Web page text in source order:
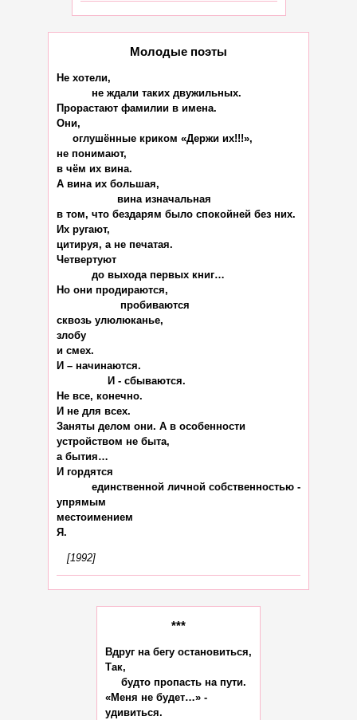
Молодые поэты
Не хотели,
           не ждали таких двужильных.
Прорастают фамилии в имена.
Они,
     оглушённые криком «Держи их!!!»,
не понимают,
в чём их вина.
А вина их большая,
                   вина изначальная
в том, что бездарям было спокойней без них.
Их ругают,
цитируя, а не печатая.
Четвертуют
           до выхода первых книг…
Но они продираются,
                    пробиваются
сквозь улюлюканье,
злобу
и смех.
И – начинаются.
                И - сбываются.
Не все, конечно.
И не для всех.
Заняты делом они. А в особенности
устройством не быта,
а бытия…
И гордятся
           единственной личной собственностью -
упрямым
местоимением
[1992]
***
Вдруг на бегу остановиться,
Так,
     будто пропасть на пути.
«Меня не будет…» -
удивиться.